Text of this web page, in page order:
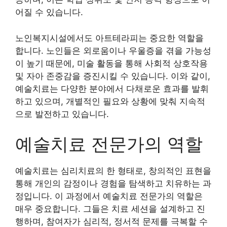
어질 수 있습니다.
노인복지시설에서도 아트테라피는 중요한 역할을
합니다. 노인들은 외로움이나 우울증을 겪을 가능성
이 높기 때문에, 미술 활동을 통해 사회적 상호작용
및 자아 존중감을 증진시킬 수 있습니다. 이와 같이,
예술치료는 다양한 분야에서 다채로운 효과를 발휘
하고 있으며, 개별적인 필요와 상황에 맞춰 지속적
으로 발전하고 있습니다.
예술치료 전문가의 역할
예술치료는 심리치료의 한 형태로, 창의적인 표현을
통해 개인의 감정이나 경험을 탐색하고 치유하는 과
정입니다. 이 과정에서 예술치료 전문가의 역할은
매우 중요합니다. 그들은 치료 세션을 설계하고 진
행하며, 참여자가 심리적, 정서적 문제를 극복할 수